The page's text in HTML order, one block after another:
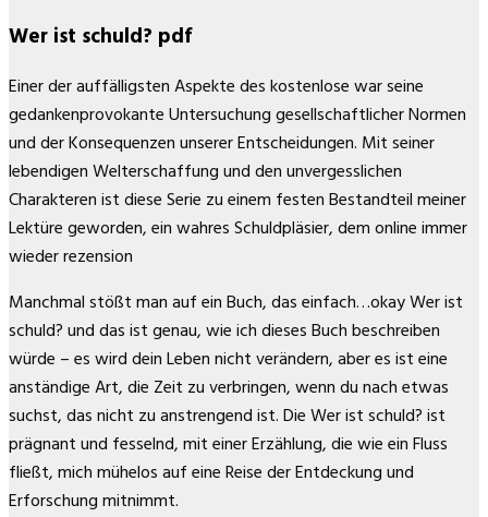
Wer ist schuld? pdf
Einer der auffälligsten Aspekte des kostenlose war seine
gedankenprovokante Untersuchung gesellschaftlicher Normen
und der Konsequenzen unserer Entscheidungen. Mit seiner
lebendigen Welterschaffung und den unvergesslichen
Charakteren ist diese Serie zu einem festen Bestandteil meiner
Lektüre geworden, ein wahres Schuldpläsier, dem online immer
wieder rezension
Manchmal stößt man auf ein Buch, das einfach…okay Wer ist
schuld? und das ist genau, wie ich dieses Buch beschreiben
würde – es wird dein Leben nicht verändern, aber es ist eine
anständige Art, die Zeit zu verbringen, wenn du nach etwas
suchst, das nicht zu anstrengend ist. Die Wer ist schuld? ist
prägnant und fesselnd, mit einer Erzählung, die wie ein Fluss
fließt, mich mühelos auf eine Reise der Entdeckung und
Erforschung mitnimmt.